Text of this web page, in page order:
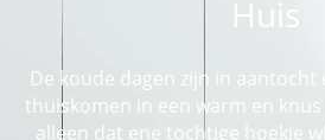
Huis
De koude dagen zijn in
thuiskomen in een warm en
alleen dat ene tochtige hoekje